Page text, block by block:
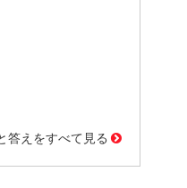
答えをすべて見る